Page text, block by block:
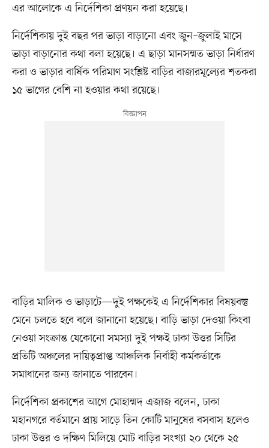
এর আলোকে এ নির্দেশিকা প্রণয়ন করা হয়েছে।
নির্দেশিকায় দুই বছর পর ভাড়া বাড়ানো এবং জুন–জুলাই মাসে
ভাড়া বাড়ানোর কথা বলা হয়েছে। এ ছাড়া মানসম্মত ভাড়া নির্ধারণ
করা ও ভাড়ার বার্ষিক পরিমাণ সংশ্লিষ্ট বাড়ির বাজারমূল্যের শতকরা
১৫ ভাগের বেশি না হওয়ার কথা রয়েছে।
বাড়ির মালিক ও ভাড়াটে—দুই পক্ষকেই এ নির্দেশিকার বিষয়বস্তু
মেনে চলতে হবে বলে জানানো হয়েছে। বাড়ি ভাড়া দেওয়া কিংবা
নেওয়া সংক্রান্ত যেকোনো সমস্যা দুই পক্ষই ঢাকা উত্তর সিটির
প্রতিটি অঞ্চলের দায়িত্বপ্রাপ্ত আঞ্চলিক নির্বাহী কর্মকর্তাকে
সমাধানের জন্য জানাতে পারবেন।
নির্দেশিকা প্রকাশের আগে মোহাম্মদ এজাজ বলেন, ঢাকা
মহানগরে বর্তমানে প্রায় সাড়ে তিন কোটি মানুষের বসবাস হলেও
ঢাকা উত্তর ও দক্ষিণ মিলিয়ে মোট বাড়ির সংখ্যা ২০ থেকে ২৫